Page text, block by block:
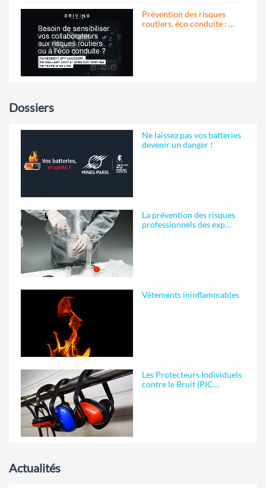
Prévention des risques
routiers, éco conduite : …
Dossiers
Ne laissez pas vos batteries
devenir un danger !
La prévention des risques
professionnels des exp…
Vêtements ininflammables
Les Protecteurs Individuels
contre le Bruit (PIC…
Actualités